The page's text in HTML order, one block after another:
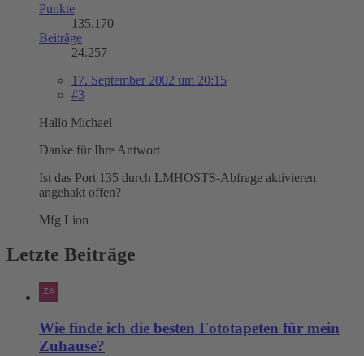
Punkte
135.170
Beiträge
24.257
17. September 2002 um 20:15
#3
Hallo Michael
Danke für Ihre Antwort
Ist das Port 135 durch LMHOSTS-Abfrage aktivieren
angehakt offen?
Mfg Lion
Letzte Beiträge
Wie finde ich die besten Fototapeten für mein
Zuhause?